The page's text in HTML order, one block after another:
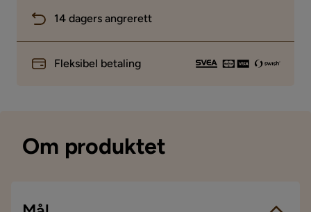
14 dagers angrerett
Fleksibel betaling
Om produktet